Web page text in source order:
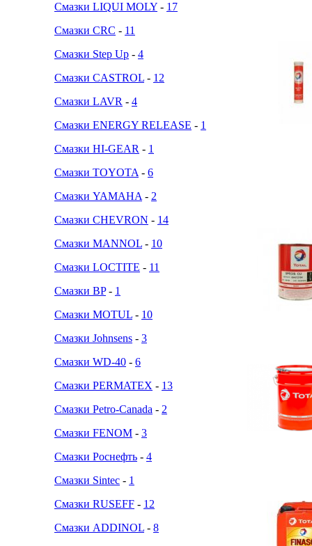
Смазки LIQUI MOLY - 17
Смазки CRC - 11
Смазки Step Up - 4
Смазки CASTROL - 12
Смазки LAVR - 4
Смазки ENERGY RELEASE - 1
Смазки HI-GEAR - 1
Смазки TOYOTA - 6
Смазки YAMAHA - 2
Смазки CHEVRON - 14
Смазки MANNOL - 10
Смазки LOCTITE - 11
Смазки BP- 1
Смазки MOTUL - 10
Смазки Johnsens - 3
Смазки WD-40 - 6
Смазки PERMATEX - 13
Смазки Petro-Canada - 2
Смазки FENOM - 3
Смазки Роснефть - 4
Смазки Sintec - 1
Смазки RUSEFF - 12
Смазки ADDINOL - 8